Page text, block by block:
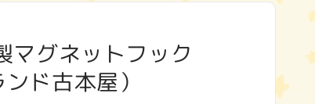
マグネットフック
ド古本屋）